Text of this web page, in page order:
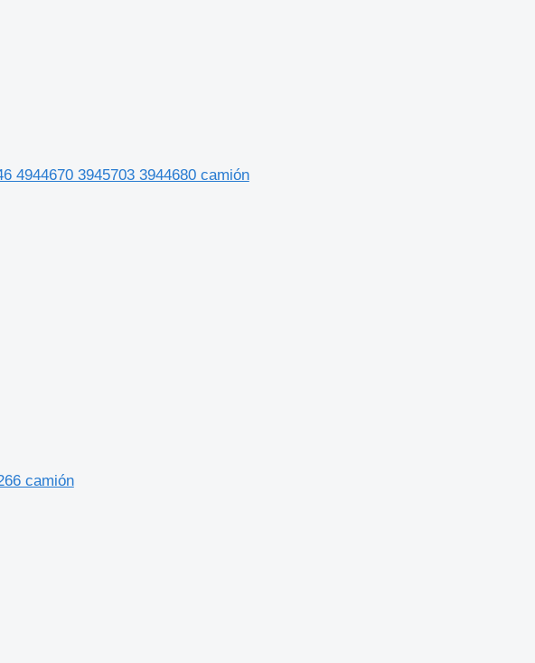
4944670 3945703 3944680 camión
camión